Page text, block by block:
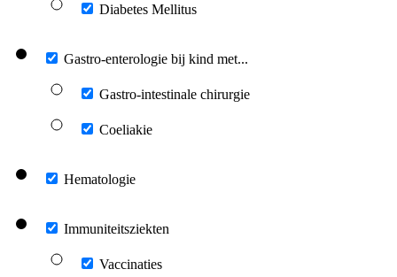
Diabetes Mellitus
Gastro-enterologie bij kind met...
Gastro-intestinale chirurgie
Coeliakie
Hematologie
Immuniteitsziekten
Vaccinaties